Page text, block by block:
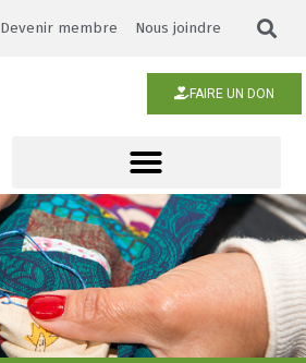
Devenir membre Nous joindre
FAIRE UN DON